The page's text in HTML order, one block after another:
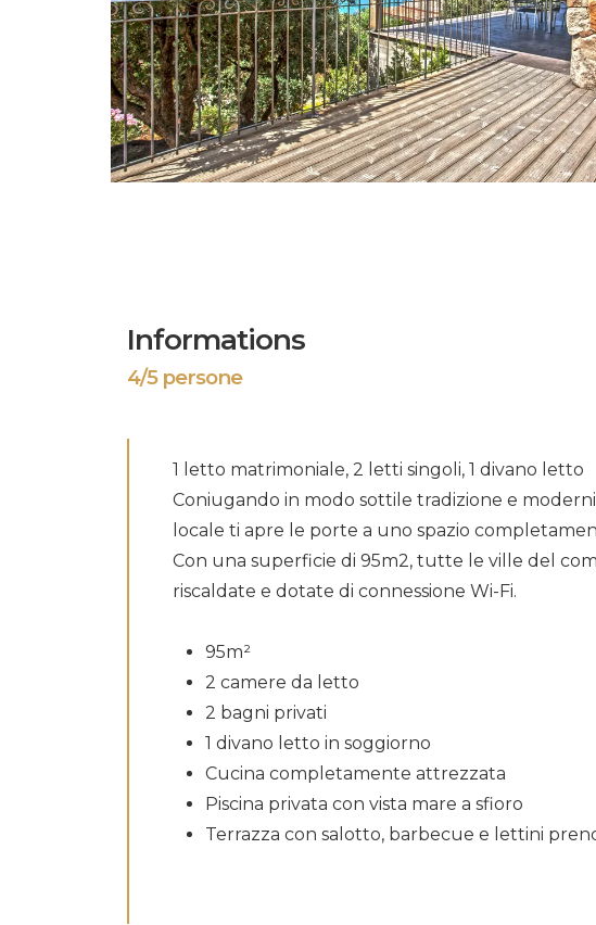
Informations
4/5 persone
1 letto matrimoniale, 2 letti singoli, 1 divano letto
Coniugando in modo sottile tradizione e
locale ti apre le porte a uno spazio
Con una superficie di 95m2, tutte le ville del
riscaldate e dotate di connessione Wi-Fi.
95m²
2 camere da letto
2 bagni privati
1 divano letto in soggiorno
Cucina completamente attrezzata
Piscina privata con vista mare a sfioro
Terrazza con salotto, barbecue e lettini